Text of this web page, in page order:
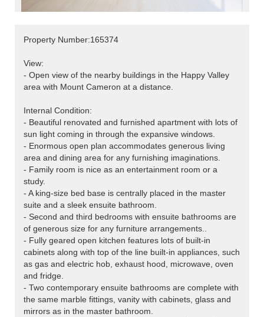
Property Number:165374
View:
- Open view of the nearby buildings in the Happy Valley
area with Mount Cameron at a distance.
Internal Condition:
- Beautiful renovated and furnished apartment with lots of
sun light coming in through the expansive windows.
- Enormous open plan accommodates generous living
area and dining area for any furnishing imaginations.
- Family room is nice as an entertainment room or a
study.
- A king-size bed base is centrally placed in the master
suite and a sleek ensuite bathroom.
- Second and third bedrooms with ensuite bathrooms are
of generous size for any furniture arrangements..
- Fully geared open kitchen features lots of built-in
cabinets along with top of the line built-in appliances, such
as gas and electric hob, exhaust hood, microwave, oven
and fridge.
- Two contemporary ensuite bathrooms are complete with
the same marble fittings, vanity with cabinets, glass and
mirrors as in the master bathroom.